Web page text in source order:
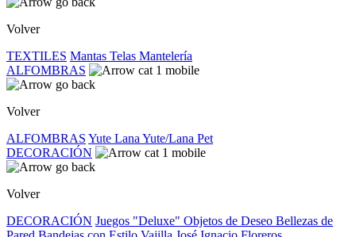
Volver
TEXTILES Mantas Telas Mantelería
ALFOMBRAS
Volver
ALFOMBRAS Yute Lana Yute/Lana Pet
DECORACIÓN
Volver
DECORACIÓN Juegos "Deluxe" Objetos de Deseo Bellezas de